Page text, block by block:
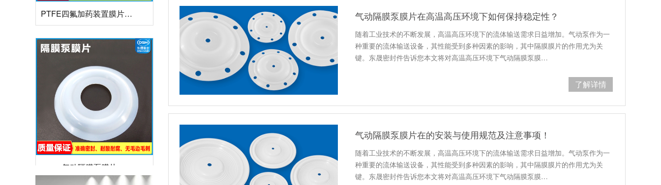
气动隔膜泵膜片在高温高压环境下如何保持稳定性？
随着工业技术的不断发展，高温高压环境下的流体输送需求日益增加。气动泵作为一
种重要的流体输送设备，其性能受到多种因素的影响，其中隔膜膜片的作用尤为关
键。东晟密封件告诉您本文将对高温高压环境下气动隔膜泵膜…
了解详情
气动隔膜泵膜片在的安装与使用规范及注意事项！
随着工业技术的不断发展，高温高压环境下的流体输送需求日益增加。气动泵作为一
种重要的流体输送设备，其性能受到多种因素的影响，其中隔膜膜片的作用尤为关
键。东晟密封件告诉您本文将对高温高压环境下气动隔膜泵膜…